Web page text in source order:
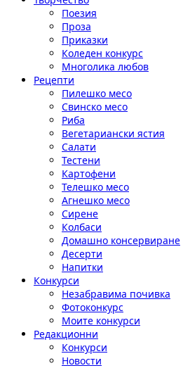
Поезия
Проза
Приказки
Коледен конкурс
Многолика любов
Рецепти
Пилешко месо
Свинско месо
Риба
Вегетариански ястия
Салати
Тестени
Картофени
Телешко месо
Агнешко месо
Сирене
Колбаси
Домашно консервиране
Десерти
Напитки
Конкурси
Незабравима почивка
Фотоконкурс
Моите конкурси
Редакционни
Конкурси
Новости